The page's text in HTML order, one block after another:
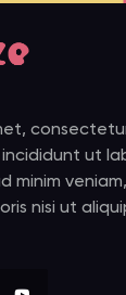
ut
minim
nisi ut